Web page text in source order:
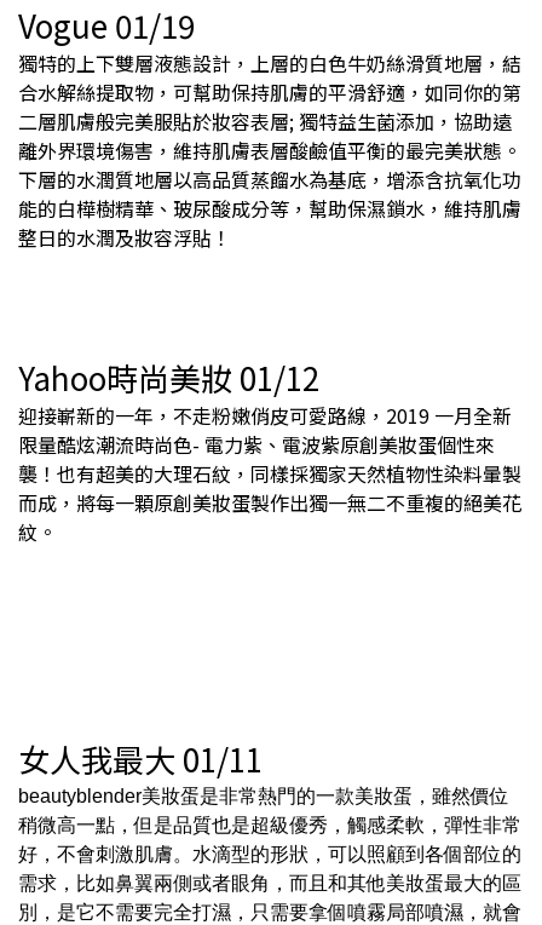
Vogue 01/19
獨特的上下雙層液態設計，上層的白色牛奶絲滑質地層，結
合水解絲提取物，可幫助保持肌膚的平滑舒適，如同你的第
二層肌膚般完美服貼於妝容表層; 獨特益生菌添加，協助遠
離外界環境傷害，維持肌膚表層酸鹼值平衡的最完美狀態。
下層的水潤質地層以高品質蒸餾水為基底，增添含抗氧化功
能的白樺樹精華、玻尿酸成分等，幫助保濕鎖水，維持肌膚
整日的水潤及妝容浮貼！
Yahoo時尚美妝 01/12
迎接嶄新的一年，不走粉嫩俏皮可愛路線，2019 一月全新
限量酷炫潮流時尚色- 電力紫、電波紫原創美妝蛋個性來
襲！也有超美的大理石紋，同樣採獨家天然植物性染料暈製
而成，將每一顆原創美妝蛋製作出獨一無二不重複的絕美花
紋。
女人我最大 01/11
beautyblender美妝蛋是非常熱門的一款美妝蛋，雖然價位
稍微高一點，但是品質也是超級優秀，觸感柔軟，彈性非常
好，不會刺激肌膚。水滴型的形狀，可以照顧到各個部位的
需求，比如鼻翼兩側或者眼角，而且和其他美妝蛋最大的區
別，是它不需要完全打濕，只需要拿個噴霧局部噴濕，就會